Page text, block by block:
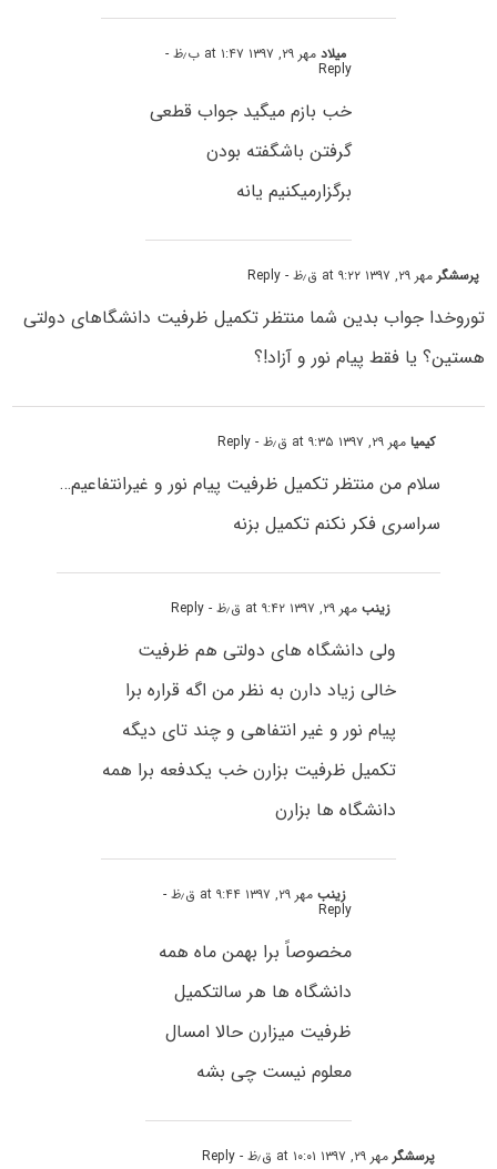
میلادمهر ۲۹, ۱۳۹۷ at ۱:۴۷ ب٫ظ -
Reply
خب بازم میگید جواب قطعی
گرفتن باشگفته بودن
برگزارمیکنیم یانه
پرسشگرمهر ۲۹, ۱۳۹۷ at ۹:۲۲ ق٫ظ - Reply
توروخدا جواب بدین شما منتظر تکمیل ظرفیت دانشگاهای دولتی
هستین؟ یا فقط پیام نور و آزاد!؟
کیمیامهر ۲۹, ۱۳۹۷ at ۹:۳۵ ق٫ظ - Reply
سلام من منتظر تکمیل ظرفیت پیام نور و غیرانتفاعیم…
سراسری فکر نکنم تکمیل بزنه
زینبمهر ۲۹, ۱۳۹۷ at ۹:۴۲ ق٫ظ - Reply
ولی دانشگاه های دولتی هم ظرفیت
خالی زیاد دارن به نظر من اگه قراره برا
پیام نور و غیر انتفاهی و چند تای دیگه
تکمیل ظرفیت بزارن خب یکدفعه برا همه
دانشگاه ها بزارن
زینبمهر ۲۹, ۱۳۹۷ at ۹:۴۴ ق٫ظ -
Reply
مخصوصاً برا بهمن ماه همه
دانشگاه ها هر سالتکمیل
ظرفیت میزارن حالا امسال
معلوم نیست چی بشه
پرسشگرمهر ۲۹, ۱۳۹۷ at ۱۰:۰۱ ق٫ظ - Reply